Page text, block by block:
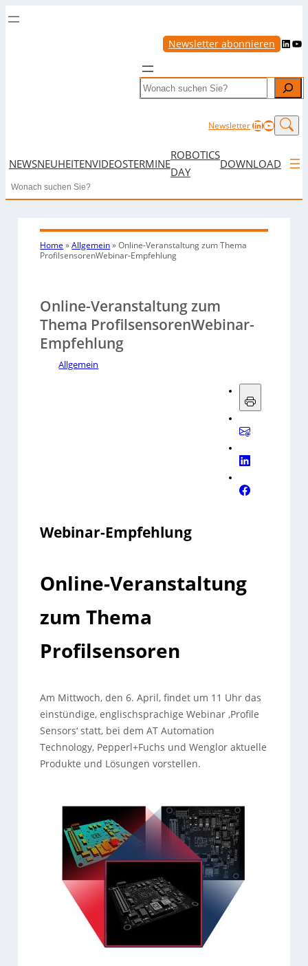
Newsletter abonnieren LinkedIn YouTube
Search
NewsletterLinkedIn
NEWSNEUHEITENVIDEOSTERMINE
ROBOTICS
DAY
DOWNLOAD
Search
Home »Allgemein»Online-Veranstaltung zum Thema
ProfilsensorenWebinar-Empfehlung
Online-Veranstaltung zum
Thema ProfilsensorenWebinar-
Empfehlung
Allgemein
Webinar-Empfehlung
Online-Veranstaltung
zum Thema
Profilsensoren
Am Mittwoch, den 6. April, findet um 11 Uhr das
einstündige, englischsprachige Webinar ‚Profile
Sensors‘ statt, bei dem AT Automation
Technology, Pepperl+Fuchs und Wenglor aktuelle
Produkte und Lösungen vorstellen.